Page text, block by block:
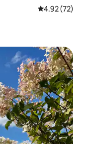
คะแนนเฉลี่ย
4.92 (72)